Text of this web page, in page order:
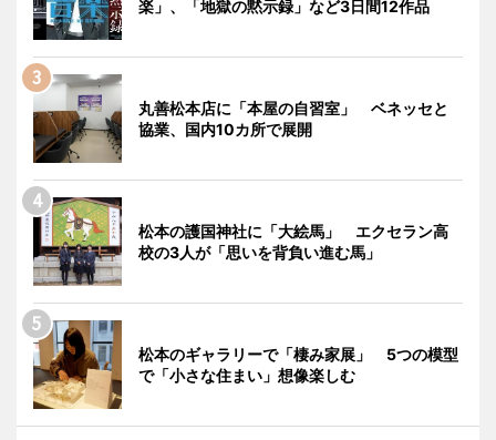
楽」、「地獄の黙示録」など3日間12作品
丸善松本店に「本屋の自習室」 ベネッセと
協業、国内10カ所で展開
松本の護国神社に「大絵馬」 エクセラン高
校の3人が「思いを背負い進む馬」
松本のギャラリーで「棲み家展」 5つの模型
で「小さな住まい」想像楽しむ